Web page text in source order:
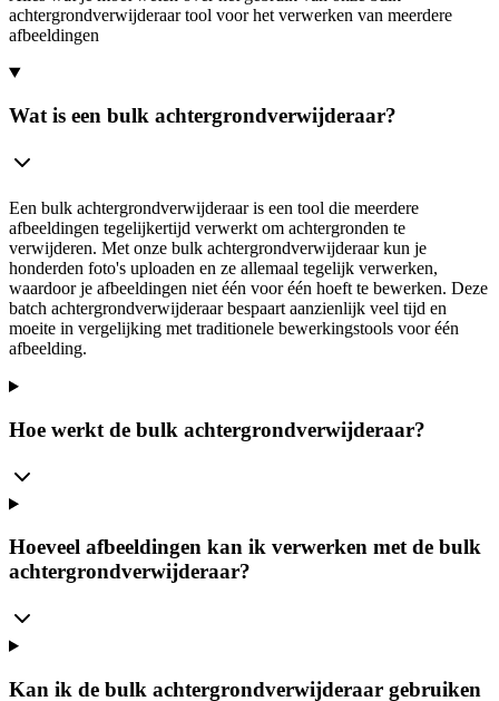
achtergrondverwijderaar tool voor het verwerken van meerdere
afbeeldingen
Wat is een bulk achtergrondverwijderaar?
Een bulk achtergrondverwijderaar is een tool die meerdere
afbeeldingen tegelijkertijd verwerkt om achtergronden te
verwijderen. Met onze bulk achtergrondverwijderaar kun je
honderden foto's uploaden en ze allemaal tegelijk verwerken,
waardoor je afbeeldingen niet één voor één hoeft te bewerken. Deze
batch achtergrondverwijderaar bespaart aanzienlijk veel tijd en
moeite in vergelijking met traditionele bewerkingstools voor één
afbeelding.
Hoe werkt de bulk achtergrondverwijderaar?
Hoeveel afbeeldingen kan ik verwerken met de bulk
achtergrondverwijderaar?
Kan ik de bulk achtergrondverwijderaar gebruiken